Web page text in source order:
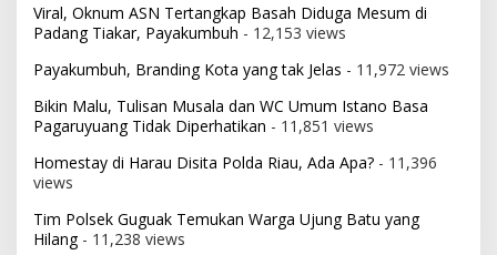
Viral, Oknum ASN Tertangkap Basah Diduga Mesum di
Padang Tiakar, Payakumbuh - 12,153 views
Payakumbuh, Branding Kota yang tak Jelas - 11,972 views
Bikin Malu, Tulisan Musala dan WC Umum Istano Basa
Pagaruyuang Tidak Diperhatikan - 11,851 views
Homestay di Harau Disita Polda Riau, Ada Apa? - 11,396
views
Tim Polsek Guguak Temukan Warga Ujung Batu yang
Hilang- 11,238 views